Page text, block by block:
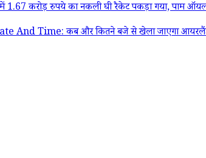
करोड़ रुपये का नकली घी रैकेट पकड़ा गया, पाम ऑयल
Time: कब और कितने बजे से खेला जाएगा आयरलैंड